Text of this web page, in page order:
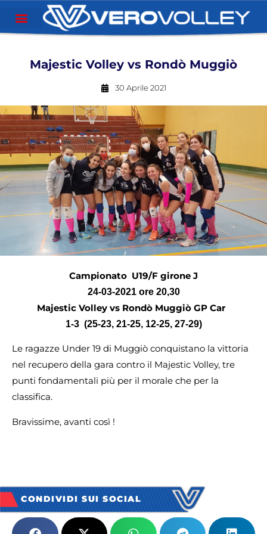
Majestic Volley vs Rondò Muggiò
30 Aprile 2021
Campionato U19/F girone J
24-03-2021 ore 20,30
Majestic Volley vs Rondò Muggiò GP Car
1-3 (25-23, 21-25, 12-25, 27-29)
Le ragazze Under 19 di Muggiò conquistano la vittoria
nel recupero della gara contro il Majestic Volley, tre
punti fondamentali più per il morale che per la
classifica.
Bravissime, avanti così !
CONDIVIDI SUI SOCIAL